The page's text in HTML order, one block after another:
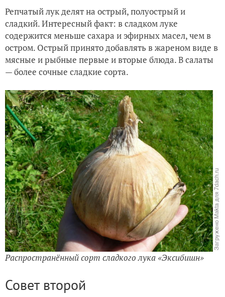
Репчатый лук делят на острый, полуострый и
сладкий. Интересный факт: в сладком луке
содержится меньше сахара и эфирных масел, чем в
остром. Острый принято добавлять в жареном виде в
мясные и рыбные первые и вторые блюда. В салаты
— более сочные сладкие сорта.
Распространённый сорт сладкого лука «Эксибишн»
Совет второй